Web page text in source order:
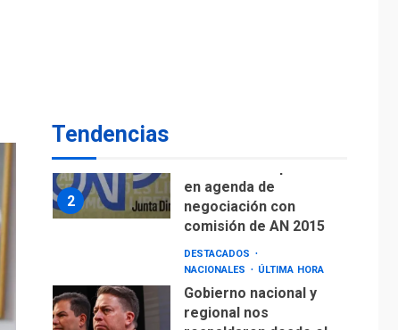
Tendencias
2
en agenda de
negociación con
comisión de AN 2015
DESTACADOS
NACIONALES
ÚLTIMA HORA
Gobierno nacional y
regional nos